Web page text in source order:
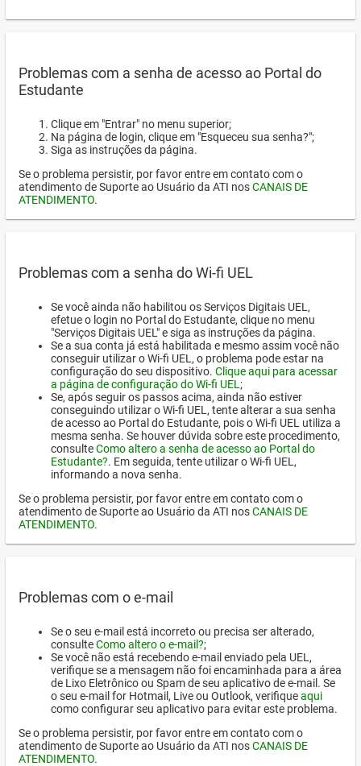
Problemas com a senha de acesso ao Portal do
Estudante
Clique em "Entrar" no menu superior;
Na página de login, clique em "Esqueceu sua senha?";
Siga as instruções da página.
Se o problema persistir, por favor entre em contato com o
atendimento de Suporte ao Usuário da ATI nosCANAIS DE
ATENDIMENTO.
Problemas com a senha do Wi-fi UEL
Se você ainda não habilitou os Serviços Digitais UEL,
efetue o login no Portal do Estudante, clique no menu
"Serviços Digitais UEL" e siga as instruções da página.
Se a sua conta já está habilitada e mesmo assim você não
conseguir utilizar o Wi-fi UEL, o problema pode estar na
configuração do seu dispositivo. Clique aqui para acessar
a página de configuração do Wi-fi UEL ;
Se, após seguir os passos acima, ainda não estiver
conseguindo utilizar o Wi-fi UEL, tente alterar a sua senha
de acesso ao Portal do Estudante, pois o Wi-fi UEL utiliza a
mesma senha. Se houver dúvida sobre este procedimento,
consulteComo altero a senha de acesso ao Portal do
Estudante?. Em seguida, tente utilizar o Wi-fi UEL,
informando a nova senha.
Se o problema persistir, por favor entre em contato com o
atendimento de Suporte ao Usuário da ATI nosCANAIS DE
ATENDIMENTO.
Problemas com o e-mail
Se o seu e-mail está incorreto ou precisa ser alterado,
consulteComo altero o e-mail?;
Se você não está recebendo e-mail enviado pela UEL,
verifique se a mensagem não foi encaminhada para a área
de Lixo Eletrônico ou Spam de seu aplicativo de e-mail. Se
o seu e-mail for Hotmail, Live ou Outlook, verifiqueaqui
como configurar seu aplicativo para evitar este problema.
Se o problema persistir, por favor entre em contato com o
atendimento de Suporte ao Usuário da ATI nosCANAIS DE
ATENDIMENTO.